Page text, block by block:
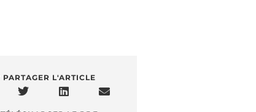
PARTAGER L'ARTICLE